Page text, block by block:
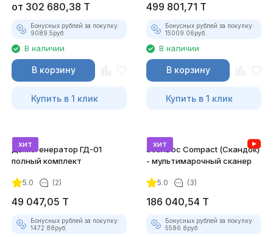
от 302 680,38 T
Бонусных рублей за покупку:
9089.5руб.
В наличии
В корзину
Купить в 1 клик
499 801,71 T
Бонусных рублей за покупку:
15009.06руб.
В наличии
В корзину
Купить в 1 клик
хит
Дымогенератор ГД-01
полный комплект
5.0 (2)
49 047,05 T
Бонусных рублей за покупку:
1472.88руб.
хит
ScanDoc Compact (Скандок)
- мультимарочный сканер
5.0 (3)
186 040,54 T
Бонусных рублей за покупку:
5586.8руб.